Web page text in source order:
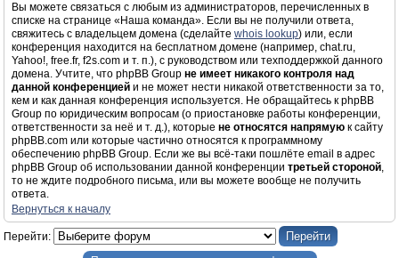
Вы можете связаться с любым из администраторов, перечисленных в
списке на странице «Наша команда». Если вы не получили ответа,
свяжитесь с владельцем домена (сделайте whois lookup) или, если
конференция находится на бесплатном домене (например, chat.ru,
Yahoo!, free.fr, f2s.com и т. п.), с руководством или техподдержкой данного
домена. Учтите, что phpBB Group не имеет никакого контроля над
данной конференцией и не может нести никакой ответственности за то,
кем и как данная конференция используется. Не обращайтесь к phpBB
Group по юридическим вопросам (о приостановке работы конференции,
ответственности за неё и т. д.), которые не относятся напрямую к сайту
phpBB.com или которые частично относятся к программному
обеспечению phpBB Group. Если же вы всё-таки пошлёте email в адрес
phpBB Group об использовании данной конференции третьей стороной,
то не ждите подробного письма, или вы можете вообще не получить
ответа.
Вернуться к началу
Перейти: